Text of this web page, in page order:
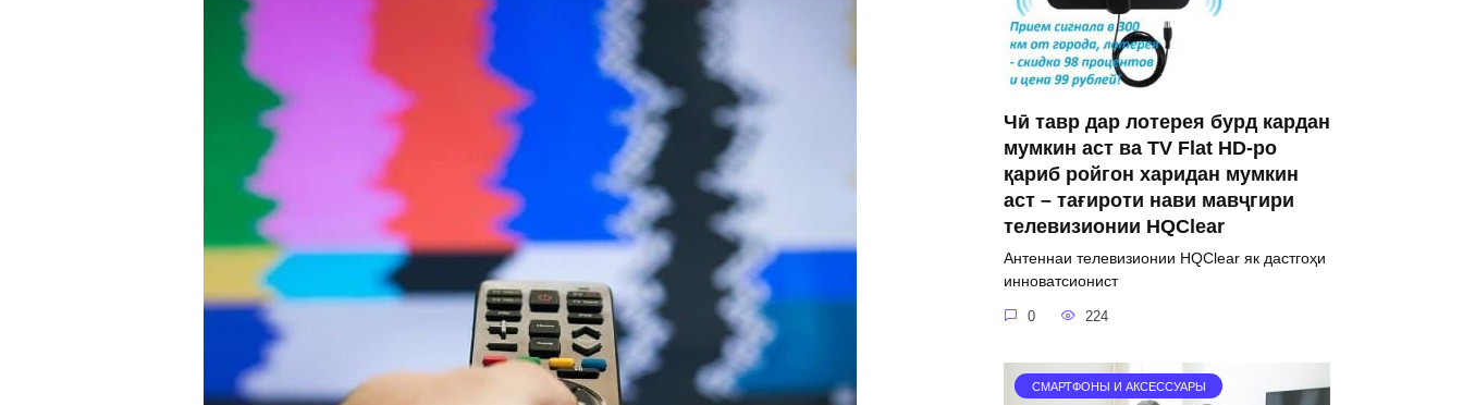
Чӣ тавр дар лотерея бурд кардан
мумкин аст ва TV Flat HD-ро
қариб ройгон харидан мумкин
аст – тағироти нави мавҷгири
телевизионии HQClear
Антеннаи телевизионии HQClear як дастгоҳи
инноватсионист
0 224
СМАРТФОНЫ И АКСЕССУАРЫ